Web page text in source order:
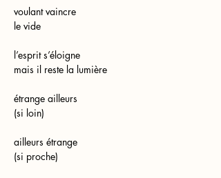
voulant vaincre
le vide
l’esprit s’éloigne
mais il reste la lumière
étrange ailleurs
(si loin)
ailleurs étrange
(si proche)